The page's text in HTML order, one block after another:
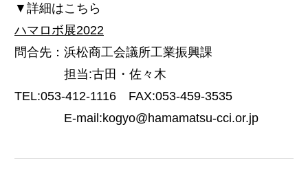
▼詳細はこちら
ハマロボ展2022
問合先：浜松商工会議所工業振興課
担当:古田・佐々木
TEL:053-412-1116 FAX:053-459-3535
E-mail:kogyo@hamamatsu-cci.or.jp